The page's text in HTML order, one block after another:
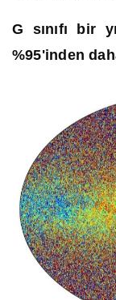
G sınıfı bir
%95'inden